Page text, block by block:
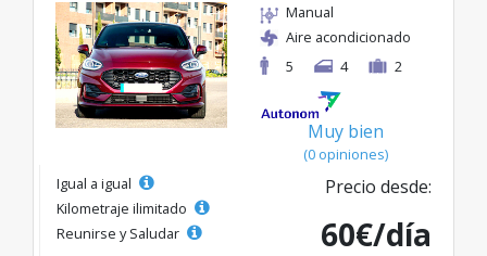
Manual
Aire acondicionado
5
4 2
Muy bien
(0 opiniones)
Igual a igual
Kilometraje ilimitado
Reunirse y Saludar
Precio desde:
60€/día